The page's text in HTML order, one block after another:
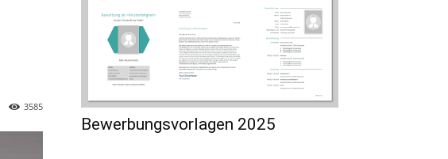
3585
Bewerbungsvorlagen 2025